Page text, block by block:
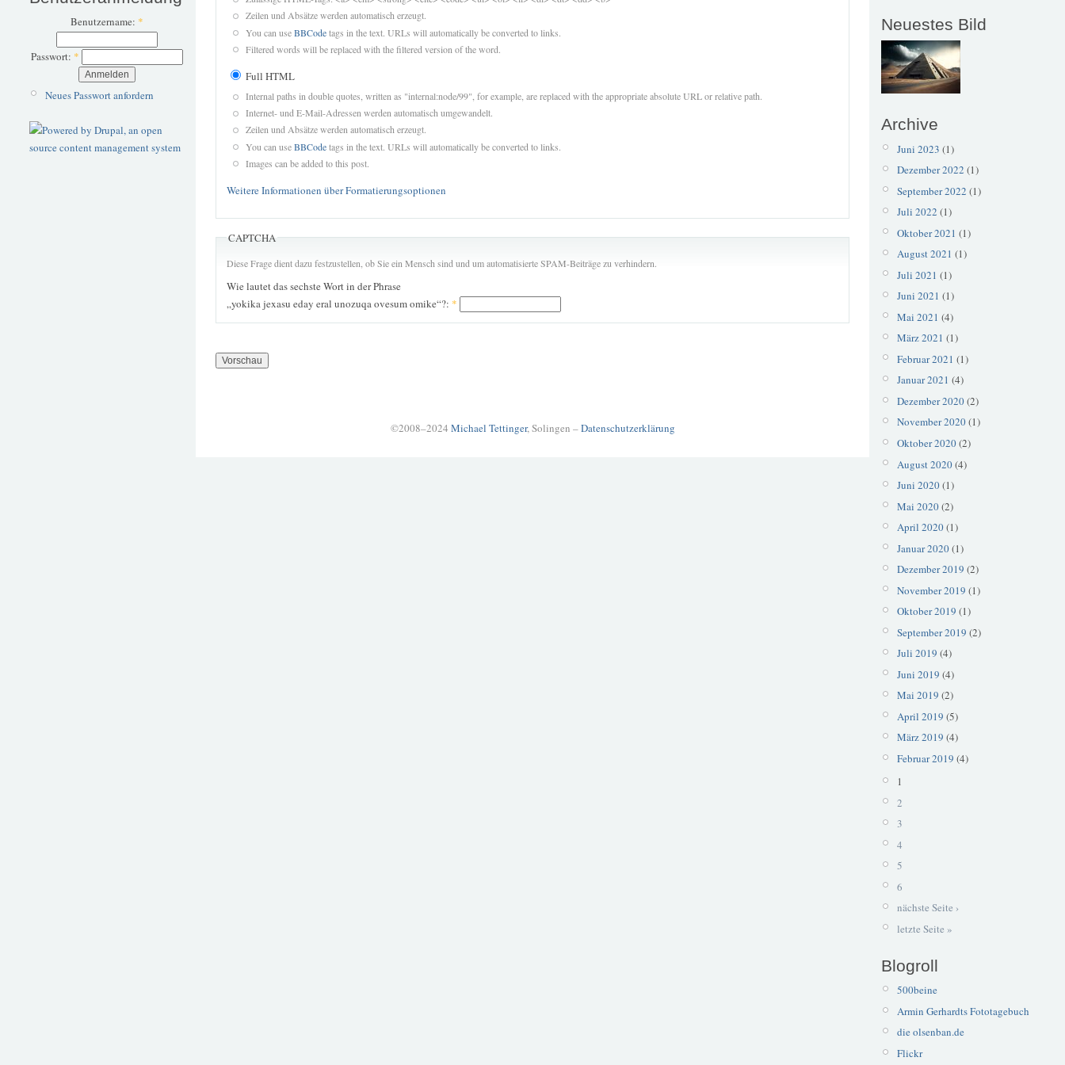
Benutzername: *
Passwort: *
Neues Passwort anfordern
Zeilen und Absätze werden automatisch erzeugt.
You can useBBCodetags in the text. URLs will automatically be converted to links.
Filtered words will be replaced with the filtered version of the word.
Full HTML
Internal paths in double quotes, written as "internal:node/99", for example, are replaced with the appropriate absolute URL or relative path.
Internet- und E-Mail-Adressen werden automatisch umgewandelt.
Zeilen und Absätze werden automatisch erzeugt.
You can useBBCodetags in the text. URLs will automatically be converted to links.
Images can be added to this post.
Weitere Informationen über Formatierungsoptionen
CAPTCHA
Diese Frage dient dazu festzustellen, ob Sie ein Mensch sind und um automatisierte SPAM-Beiträge zu verhindern.
Wie lautet das sechste Wort in der Phrase
„yokika jexasu eday eral unozuqa ovesum omike“?: *
©2008–2024 Michael Tettinger, Solingen –Datenschutzerklärung
Neuestes Bild
Archive
Juni 2023 (1)
Dezember 2022 (1)
September 2022 (1)
Juli 2022 (1)
Oktober 2021 (1)
August 2021 (1)
Juli 2021 (1)
Juni 2021 (1)
Mai 2021 (4)
März 2021 (1)
Februar 2021 (1)
Januar 2021 (4)
Dezember 2020(2)
November 2020(1)
Oktober 2020(2)
August 2020(4)
Juni 2020(1)
Mai 2020(2)
April 2020(1)
Januar 2020(1)
Dezember 2019 (2)
November 2019 (1)
Oktober 2019 (1)
September 2019 (2)
Juli 2019 (4)
Juni 2019 (4)
Mai 2019 (2)
April 2019 (5)
März 2019 (4)
Februar 2019 (4)
1
2
3
4
5
6
nächste Seite ›
letzte Seite »
Blogroll
500beine
Armin Gerhardts Fototagebuch
die olsenban.de
Flickr